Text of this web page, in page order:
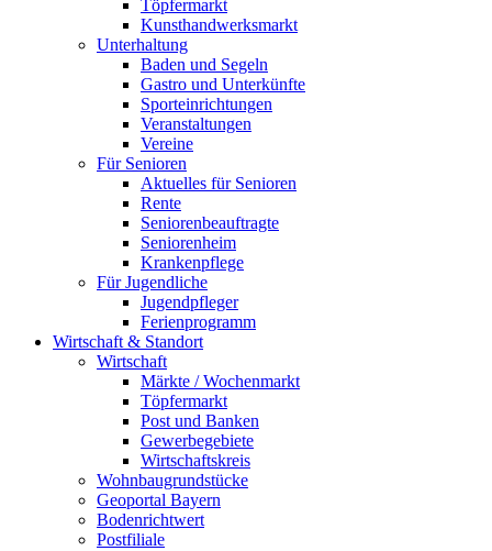
Töpfermarkt
Kunsthandwerksmarkt
Unterhaltung
Baden und Segeln
Gastro und Unterkünfte
Sporteinrichtungen
Veranstaltungen
Vereine
Für Senioren
Aktuelles für Senioren
Rente
Seniorenbeauftragte
Seniorenheim
Krankenpflege
Für Jugendliche
Jugendpfleger
Ferienprogramm
Wirtschaft & Standort
Wirtschaft
Märkte / Wochenmarkt
Töpfermarkt
Post und Banken
Gewerbegebiete
Wirtschaftskreis
Wohnbaugrundstücke
Geoportal Bayern
Bodenrichtwert
Postfiliale